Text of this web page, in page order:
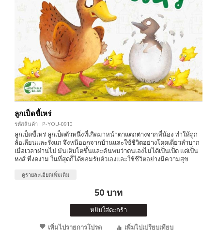
ลูกเป็ดขี้เหร่
รหัสสินค้า : P-YOU-0910
ลูกเป็ดขี้เหร่ ลูกเป็ดตัวหนึ่งที่เกิดมาหน้าตาแตกต่างจากพี่น้อง ทำให้ถูก
ล้อเลียนและรังแก จึงหนีออกจากบ้านและใช้ชีวิตอย่างโดดเดี่ยวลำบาก
เมื่อเวลาผ่านไป มันเติบโตขึ้นและค้นพบว่าตนเองไม่ได้เป็นเป็ด แต่เป็น
หงส์ ที่งดงาม ในที่สุดก็ได้ยอมรับตัวเองและใช้ชีวิตอย่างมีความสุข
ดูรายละเอียดเพิ่มเติม
50 บาท
หยิบใส่ตะกร้า
เพิ่มไปรายการโปรด
เพิ่มไปเปรียบเทียบ